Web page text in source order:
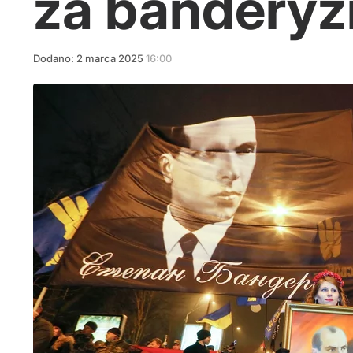
Dodano: 2 marca 2025 16:00